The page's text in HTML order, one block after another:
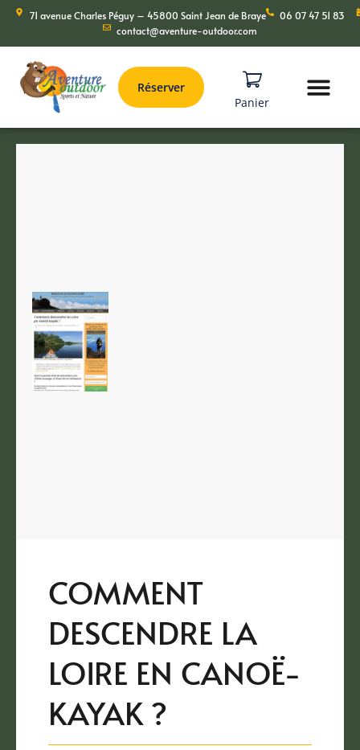
71 avenue Charles Péguy – 45800 Saint Jean de Braye
06 07 47 51 83
contact@aventure-outdoor.com
Réserver
Panier
COMMENT
DESCENDRE LA
LOIRE EN CANOË-
KAYAK ?